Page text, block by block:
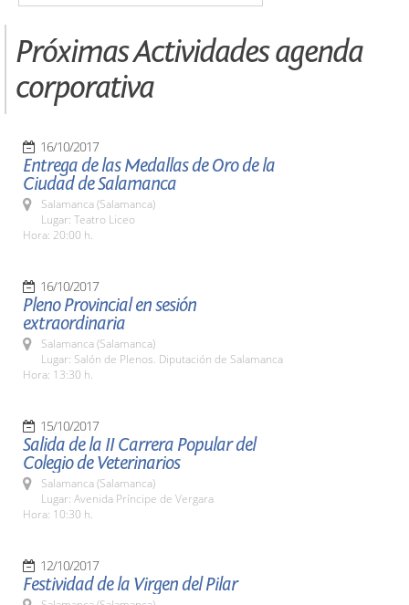
Próximas Actividades agenda
corporativa
16/10/2017
Entrega de las Medallas de Oro de la
Ciudad de Salamanca
Salamanca (Salamanca)
Lugar: Teatro Liceo
Hora: 20:00 h.
16/10/2017
Pleno Provincial en sesión
extraordinaria
Salamanca (Salamanca)
Lugar: Salón de Plenos. Diputación de Salamanca
Hora: 13:30 h.
15/10/2017
Salida de la II Carrera Popular del
Colegio de Veterinarios
Salamanca (Salamanca)
Lugar: Avenida Príncipe de Vergara
Hora: 10:30 h.
12/10/2017
Festividad de la Virgen del Pilar